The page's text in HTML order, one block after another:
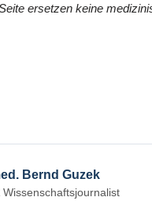
ersetzen keine
Bernd Guzek
Wissenschaftsjournalist